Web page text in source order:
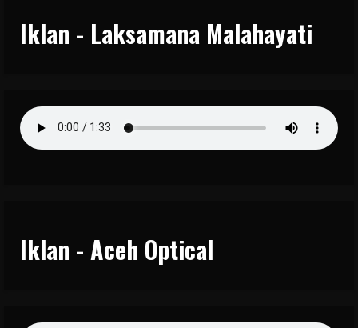
Iklan - Laksamana Malahayati
Iklan - Aceh Optical